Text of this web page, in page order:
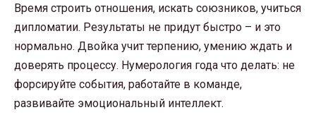
Время строить отношения, искать союзников, учиться
дипломатии. Результаты не придут быстро – и это
нормально. Двойка учит терпению, умению ждать и
доверять процессу. Нумерология года что делать: не
форсируйте события, работайте в команде,
развивайте эмоциональный интеллект.